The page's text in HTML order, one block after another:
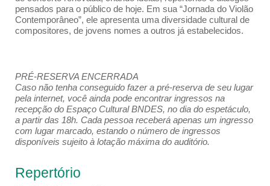
pensados para o público de hoje. Em sua “Jornada do Violão
Contemporâneo”, ele apresenta uma diversidade cultural de
compositores, de jovens nomes a outros já estabelecidos.
PRÉ-RESERVA ENCERRADA
Caso não tenha conseguido fazer a pré-reserva de seu lugar
pela internet, você ainda pode encontrar ingressos na
recepção do Espaço Cultural BNDES, no dia do espetáculo,
a partir das 18h. Cada pessoa receberá apenas um ingresso
com lugar marcado, estando o número de ingressos
disponíveis sujeito à lotação máxima do auditório.
Repertório